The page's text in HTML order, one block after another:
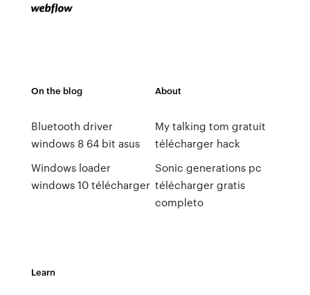
On the blog
Bluetooth driver
windows 8 64 bit asus
Windows loader
windows 10 télécharger
About
My talking tom gratuit
télécharger hack
Sonic generations pc
télécharger gratis
completo
Learn